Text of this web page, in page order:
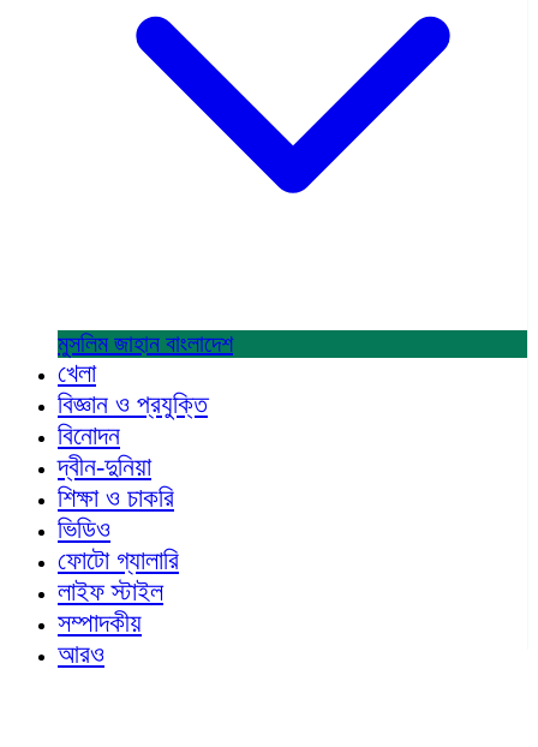
মুসলিম জাহান বাংলাদেশ
খেলা
বিজ্ঞান ও প্রযুক্তি
বিনোদন
দ্বীন-দুনিয়া
শিক্ষা ও চাকরি
ভিডিও
ফোটো গ্যালারি
লাইফ স্টাইল
সম্পাদকীয়
আরও